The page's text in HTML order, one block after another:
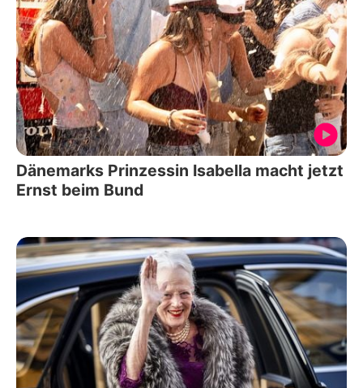
Dänemarks Prinzessin Isabella macht jetzt
Ernst beim Bund